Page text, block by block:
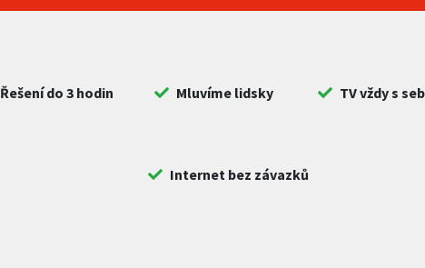
Řešení do 3 hodin Mluvíme lidsky TV vždy s
Internet bez závazků